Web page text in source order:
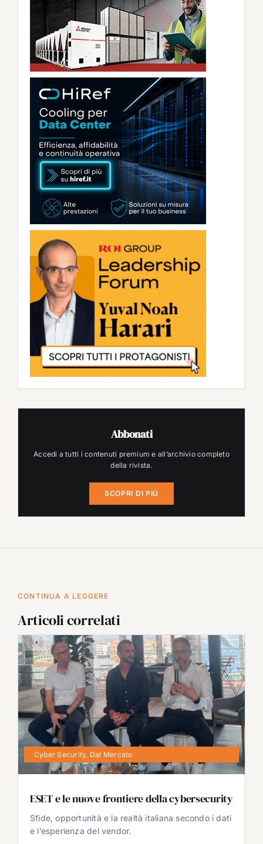
Abbonati
Accedi a tutti i contenuti premium e all’archivio completo
della rivista.
SCOPRI DI PIÙ
CONTINUA A LEGGERE
Articoli correlati
Cyber Security, Dal Mercato
ESET e le nuove frontiere della cybersecurity
Sfide, opportunità e la realtà italiana secondo i dati
e l’esperienza del vendor.